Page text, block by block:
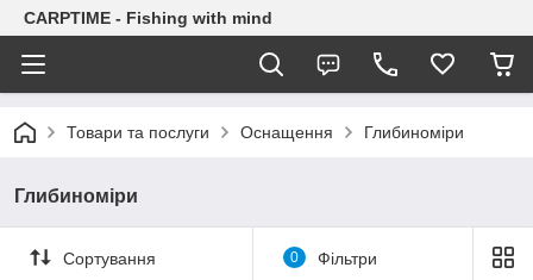
CARPTIME - Fishing with mind
Товари та послуги Оснащення Глибиноміри
Глибиноміри
Сортування 0 Фільтри